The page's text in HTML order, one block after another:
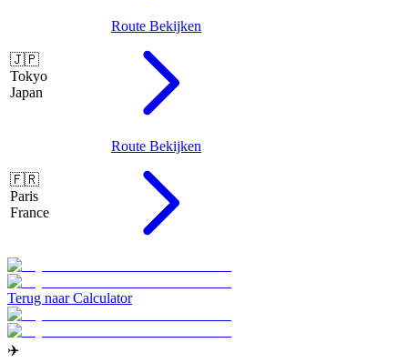
🇯🇵
Tokyo
Japan
Route Bekijken
🇫🇷
Paris
France
Route Bekijken
Terug naar Calculator
✈️